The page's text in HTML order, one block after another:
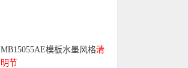
MB15055AE模板水墨风格清
明节